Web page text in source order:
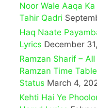
Noor Wale Aaqa
Tahir Qadri
Haq Naate
Lyrics December
Ramzan Sharif –
Ramzan Time
Status March 4,
Kehti Hai Ye